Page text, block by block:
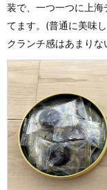
装で、一つ一つに上海
てます。(普通に美味
クランチ感はあまりな